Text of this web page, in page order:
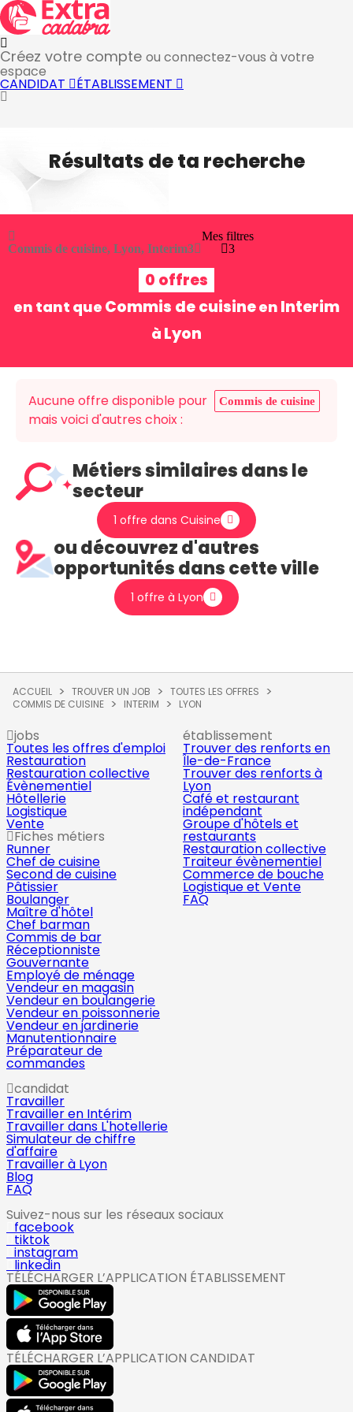
Créez votre compte ou connectez-vous à votre
espace
CANDIDAT ÉTABLISSEMENT
Résultats de ta recherche
Commis de cuisine, Lyon, Interim3
Mes filtres
3
0 offres
en tant que Commis de cuisineen Interim
à Lyon
Aucune offre disponible pour Commis de cuisine
mais voici d'autres choix :
Métiers similaires dans le
secteur
1 offre dans Cuisine
ou découvrez d'autres
opportunités dans cette ville
1 offre à Lyon
ACCUEIL TROUVER UN JOB
TOUTES LES OFFRES
COMMIS DE CUISINE
INTERIM LYON
jobs
Toutes les offres d'emploi
Restauration
Restauration collective
Évènementiel
Hôtellerie
Logistique
Vente
Fiches métiers
Runner
Chef de cuisine
Second de cuisine
Pâtissier
Boulanger
Maître d'hôtel
Chef barman
Commis de bar
Réceptionniste
Gouvernante
Employé de ménage
Vendeur en magasin
Vendeur en boulangerie
Vendeur en poissonnerie
Vendeur en jardinerie
Manutentionnaire
Préparateur de
commandes
établissement
Trouver des renforts en
Île-de-France
Trouver des renforts à
Lyon
Café et restaurant
indépendant
Groupe d'hôtels et
restaurants
Restauration collective
Traiteur évènementiel
Commerce de bouche
Logistique et Vente
FAQ
candidat
Travailler
Travailler en Intérim
Travailler dans L'hotellerie
Simulateur de chiffre
d'affaire
Travailler à Lyon
Blog
FAQ
Suivez-nous sur les réseaux sociaux
facebook
tiktok
instagram
linkedin
TÉLÉCHARGER L’APPLICATION ÉTABLISSEMENT
TÉLÉCHARGER L’APPLICATION CANDIDAT